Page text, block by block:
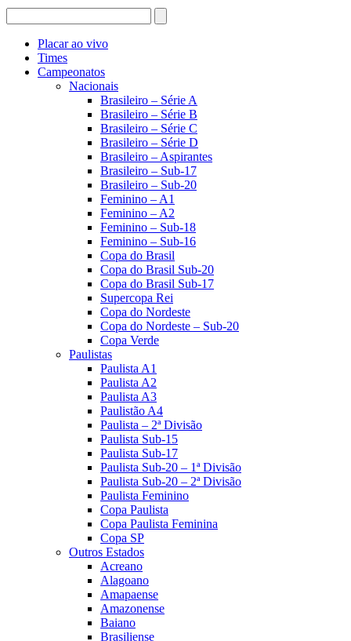
Placar ao vivo
Times
Campeonatos
Nacionais
Brasileiro – Série A
Brasileiro – Série B
Brasileiro – Série C
Brasileiro – Série D
Brasileiro – Aspirantes
Brasileiro – Sub-17
Brasileiro – Sub-20
Feminino – A1
Feminino – A2
Feminino – Sub-18
Feminino – Sub-16
Copa do Brasil
Copa do Brasil Sub-20
Copa do Brasil Sub-17
Supercopa Rei
Copa do Nordeste
Copa do Nordeste – Sub-20
Copa Verde
Paulistas
Paulista A1
Paulista A2
Paulista A3
Paulistão A4
Paulista – 2ª Divisão
Paulista Sub-15
Paulista Sub-17
Paulista Sub-20 – 1ª Divisão
Paulista Sub-20 – 2ª Divisão
Paulista Feminino
Copa Paulista
Copa Paulista Feminina
Copa SP
Outros Estados
Acreano
Alagoano
Amapaense
Amazonense
Baiano
Brasiliense